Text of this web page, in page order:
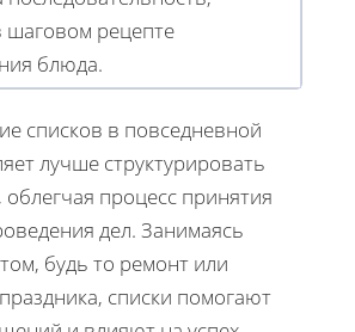
шаговом рецепте
блюда.
списков в повседневной
лучше структурировать
процесс принятия
дел. Занимаясь
будь то ремонт или
списки помогают